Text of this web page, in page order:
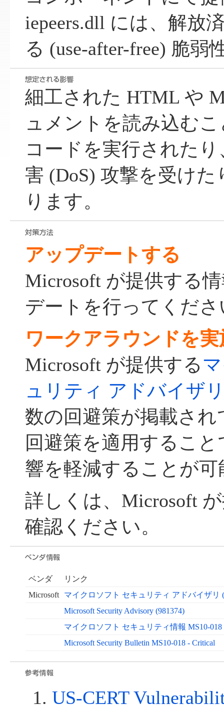
iepeers.dll には、解放
る (use-after-free) 脆弱
細工された HTML や
ュメントを読み込む
コードを実行された
害 (DoS) 攻撃を受け
ります。
アップデートする
Microsoft が提供する
デートを行ってくださ
ワークアラウンドを
Microsoft が提供する
ュリティ アドバイザ
数の回避策が掲載さ
回避策を適用するこ
響を軽減することが可
詳しくは、Microsoft
確認ください。
ベンダ
リンク
Microsoft
マイクロソフト セキュリティ アドバイザリ
Microsoft Security Advisory (981374)
マイクロソフト セキュリティ情報 MS10-018
Microsoft Security Bulletin MS10-018 - Critical
US-CERT